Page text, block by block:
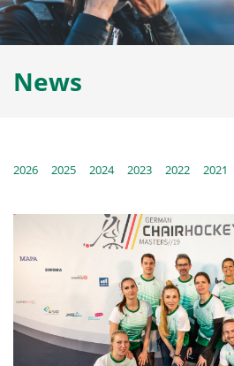
News
2026 2025 2024 2023 2022 2021